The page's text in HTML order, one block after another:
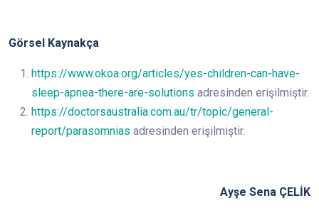
Görsel Kaynakça
https://www.okoa.org/articles/yes-children-can-have-
sleep-apnea-there-are-solutions adresinden erişilmiştir.
https://doctorsaustralia.com.au/tr/topic/general-
report/parasomnias adresinden erişilmiştir.
Ayşe Sena ÇELİK